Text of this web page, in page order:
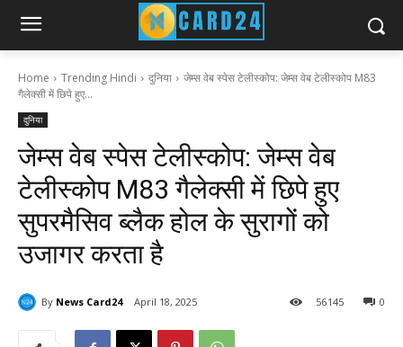
Home Trending Hindi दुनिया
जेम्स वेब स्पेस टेलीस्कोप: जेम्स वेब टेलीस्कोप M83
गैलेक्सी में छिपे हुए...
दुनिया
जेम्स वेब स्पेस टेलीस्कोप: जेम्स वेब
टेलीस्कोप M83 गैलेक्सी में छिपे हुए
सुपरमैसिव ब्लैक होल के सुरागों को
उजागर करता है
By News Card24 April 18, 2025 0
56145